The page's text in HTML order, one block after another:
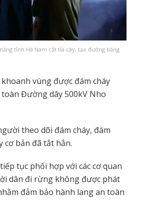
tỉnh Hà Nam cắt tỉa cây, tạo đường băng
vùng được đám cháy
Đường dây 500kV Nho
theo dõi đám cháy, đám
cơ bản đã tắt hẳn.
tục phối hợp với các cơ quan
dân đi rừng không được phát
đảm bảo hành lang an toàn